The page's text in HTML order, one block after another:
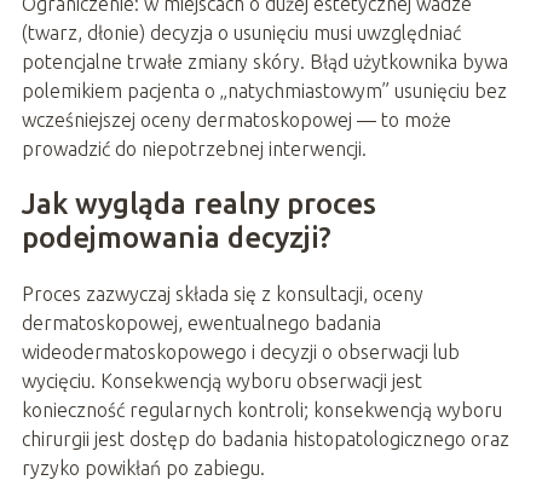
(twarz, dłonie) decyzja o usunięciu musi uwzględniać
potencjalne trwałe zmiany skóry. Błąd użytkownika bywa
polemikiem pacjenta o „natychmiastowym” usunięciu bez
wcześniejszej oceny dermatoskopowej — to może
prowadzić do niepotrzebnej interwencji.
Jak wygląda realny proces
podejmowania decyzji?
Proces zazwyczaj składa się z konsultacji, oceny
dermatoskopowej, ewentualnego badania
wideodermatoskopowego i decyzji o obserwacji lub
wycięciu. Konsekwencją wyboru obserwacji jest
konieczność regularnych kontroli; konsekwencją wyboru
chirurgii jest dostęp do badania histopatologicznego oraz
ryzyko powikłań po zabiegu.